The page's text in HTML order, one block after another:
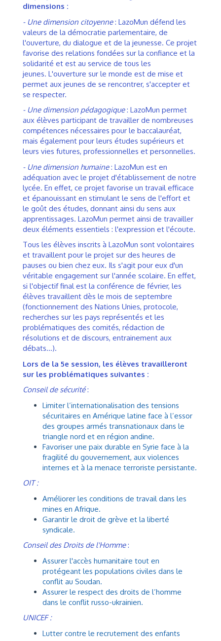
dimensions :
- Une dimension citoyenne: LazoMun défend les
valeurs de la démocratie parlementaire, de
l'ouverture, du dialogue et de la jeunesse. Ce projet
favorise des relations fondées sur la confiance et la
solidarité et est au service de tous les
jeunes. L'ouverture sur le monde est de mise et
permet aux jeunes de se rencontrer, s'accepter et
se respecter.
- Une dimension pédagogique: LazoMun permet
aux élèves participant de travailler de nombreuses
compétences nécessaires pour le baccalauréat,
mais également pour leurs études supérieurs et
leurs vies futures, professionnelles et personnelles.
- Une dimension humaine: LazoMun est en
adéquation avec le projet d'établissement de notre
lycée. En effet, ce projet favorise un travail efficace
et épanouissant en stimulant le sens de l'effort et
le goût des études, donnant ainsi du sens aux
apprentissages. LazoMun permet ainsi de travailler
deux éléments essentiels : l'expression et l'écoute.
Tous les élèves inscrits à LazoMun sont volontaires
et travaillent pour le projet sur des heures de
pauses ou bien chez eux. Ils s'agit pour eux d'un
véritable engagement sur l'année scolaire. En effet,
si l'objectif final est la conférence de février, les
élèves travaillent dès le mois de septembre
(fonctionnement des Nations Unies, protocole,
recherches sur les pays représentés et les
problématiques des comités, rédaction de
résolutions et de discours, entrainement aux
débats...).
Lors de la 5e session, les élèves travailleront
sur les problématiques suivantes :
Conseil de sécurité:
Limiter l’internationalisation des tensions
sécuritaires en Amérique latine face à l’essor
des groupes armés transnationaux dans le
triangle nord et en région andine.
Favoriser une paix durable en Syrie face à la
fragilité du gouvernement, aux violences
internes et à la menace terroriste persistante.
OIT :
Améliorer les conditions de travail dans les
mines en Afrique.
Garantir le droit de grève et la liberté
syndicale.
Conseil des Droits de l'Homme:
Assurer l'accès humanitaire tout en
protégeant les populations civiles dans le
conflit au Soudan.
Assurer le respect des droits de l’homme
dans le conflit russo-ukrainien.
UNICEF :
Lutter contre le recrutement des enfants